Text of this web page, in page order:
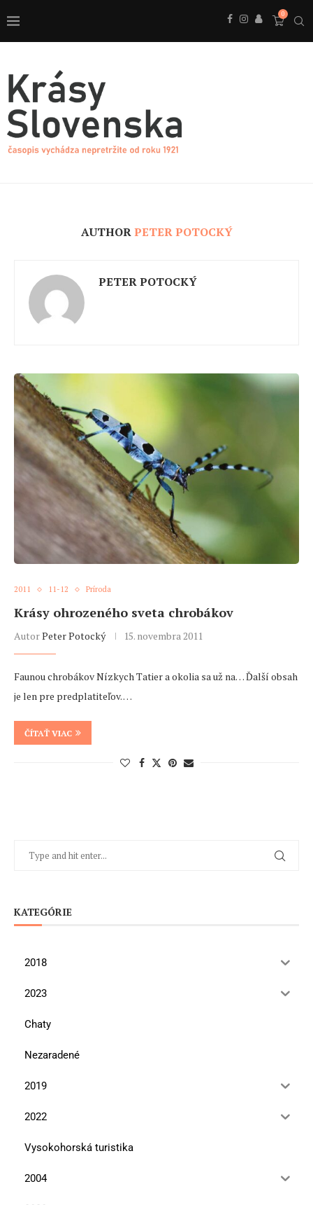
0
AUTHORPETER POTOCKÝ
PETER POTOCKÝ
2011 11-12 Príroda
Krásy ohrozeného sveta chrobákov
AutorPeter Potocký 15. novembra 2011
Faunou chrobákov Nízkych Tatier a okolia sa už na… Ďalší obsah
je len pre predplatiteľov. …
ČÍTAŤ VIAC
KATEGÓRIE
2018
2023
Chaty
Nezaradené
2019
2022
Vysokohorská turistika
2004